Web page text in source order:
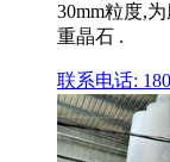
30mm粒度,
重晶石 .
联系电话: